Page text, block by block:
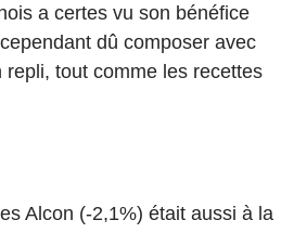
a certes vu son bénéfice
dû composer avec
tout comme les recettes
Alcon (-2,1%) était aussi à la